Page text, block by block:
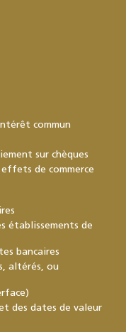
commun
sur chèques
effets de commerce
établissements de
bancaires
altérés, ou
des dates de valeur